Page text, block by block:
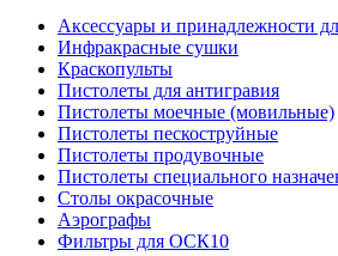
Аксессуары и принадлежности
Инфракрасные сушки
Краскопульты
Пистолеты для антигравия
Пистолеты моечные (мовильные)
Пистолеты пескоструйные
Пистолеты продувочные
Пистолеты специального
Столы окрасочные
Аэрографы
Фильтры для ОСК10